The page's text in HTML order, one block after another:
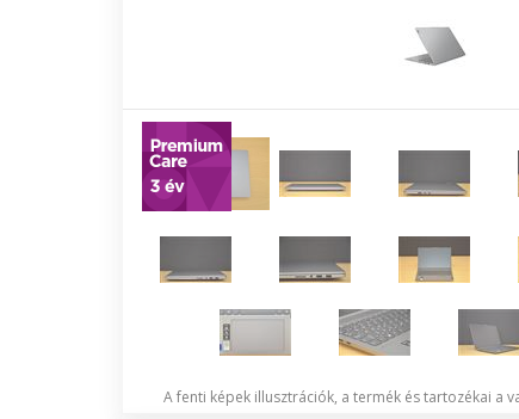
A fenti képek illusztrációk, a termék és tartozékai a